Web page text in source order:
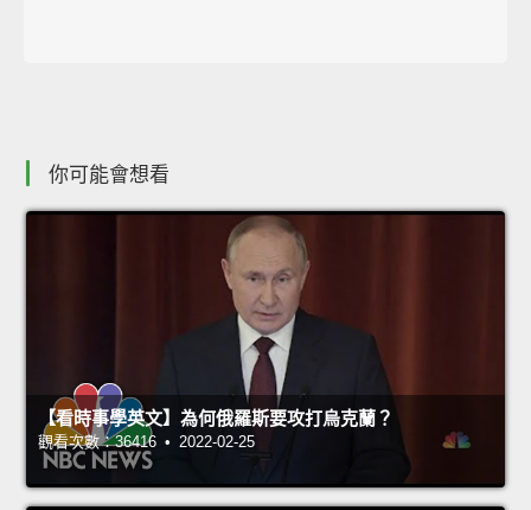
你可能會想看
【看時事學英文】為何俄羅斯要攻打烏克蘭？
觀看次數：36416 • 2022-02-25